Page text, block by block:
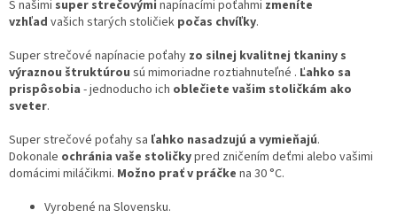
S našimi super strečovými napínacími poťahmi zmeníte
vzhľad vašich starých stoličiek počas chvíľky.
Super strečové napínacie poťahy zo silnej kvalitnej tkaniny s
výraznou štruktúrou sú mimoriadne roztiahnuteľné . Ľahko sa
prispôsobia - jednoducho ich oblečiete vašim stoličkám ako
sveter.
Super strečové poťahy sa ľahko nasadzujú a vymieňajú.
Dokonale ochránia vaše stoličkypred zničením deťmi alebo vašimi
domácimi miláčikmi. Možno prať v práčke na 30 °C.
Vyrobené na Slovensku.